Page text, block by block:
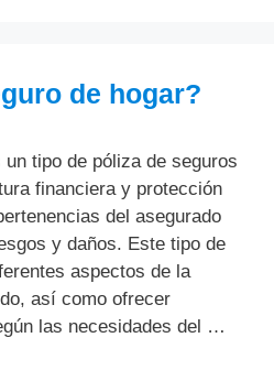
de hogar?
tipo de póliza de seguros
financiera y protección
del asegurado
y daños. Este tipo de
aspectos de la
así como ofrecer
las necesidades del …